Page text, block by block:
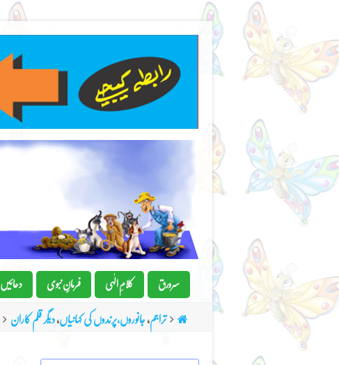
سرورق کلامِ الٰہی فرمانِِ نبوی دعائیں
تراجم, جانوروں،پرندوں کی کہانیاں, دیگر قلم کاران